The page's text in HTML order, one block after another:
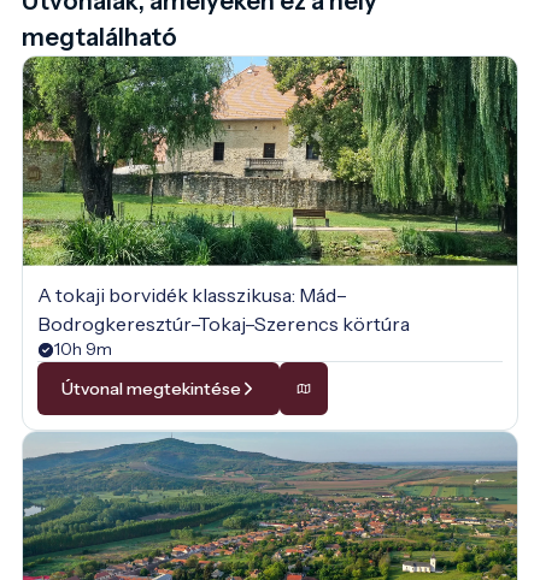
megtalálható
A tokaji borvidék klasszikusa: Mád–
Bodrogkeresztúr–Tokaj–Szerencs körtúra
10h 9m
Útvonal megtekintése